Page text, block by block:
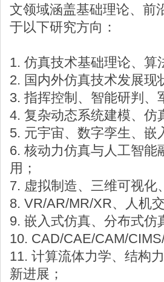
文领域涵盖基础理论、前
于以下研究方向：
1. 仿真技术基础理论、算
2. 国内外仿真技术发展现
3. 指挥控制、智能研判、
4. 复杂动态系统建模、仿
5. 元宇宙、数字孪生、嵌
6. 核动力仿真与人工智
用；
7. 虚拟制造、三维可视化
8. VR/AR/MR/XR、人机
9. 嵌入式仿真、分布式
10. CAD/CAE/CAM/
11. 计算流体力学、结构
新进展；